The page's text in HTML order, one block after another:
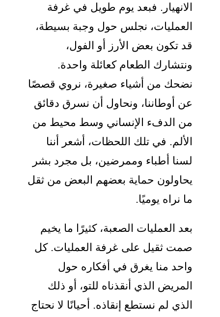
الانهيار. فبعد يوم طويل في غرفة
العمليات، نجلس حول وجبة بسيطة،
قد تكون بعض الأرز أو الفول،
ونتشارك الطعام كعائلة واحدة.
نضحك من أشياء صغيرة، نروي قصصًا
عن أوطاننا، ونحاول أن نسرق دقائق
من الدفء الإنساني وسط محيط من
الألم. في تلك اللحظات، أشعر أننا
لسنا أطباء وممرضين، بل مجرد بشر
يحاولون حماية بعضهم البعض من ثقل
ما نراه يوميًا.
بعد العمليات الصعبة، كثيرًا ما يخيم
صمت ثقيل على غرفة العمليات. كل
واحد منا يغرق في أفكاره حول
المريض الذي أنقذناه للتو، أو ذلك
الذي لم نستطع إنقاذه. أحيانًا لا نحتاج